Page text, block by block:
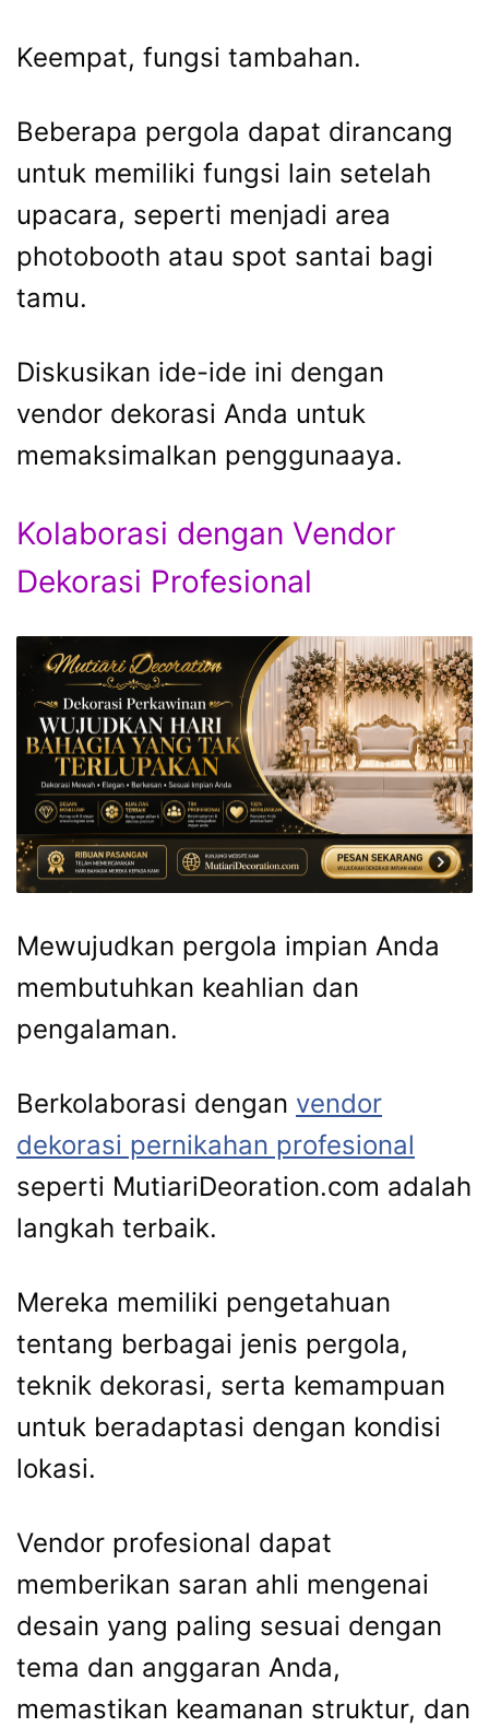
Keempat, fungsi tambahan.
Beberapa pergola dapat dirancang
untuk memiliki fungsi lain setelah
upacara, seperti menjadi area
photobooth atau spot santai bagi
tamu.
Diskusikan ide-ide ini dengan
vendor dekorasi Anda untuk
memaksimalkan penggunaaya.
Kolaborasi dengan Vendor
Dekorasi Profesional
Mewujudkan pergola impian Anda
membutuhkan keahlian dan
pengalaman.
Berkolaborasi dengan vendor
dekorasi pernikahan profesional
seperti MutiariDeoration.com adalah
langkah terbaik.
Mereka memiliki pengetahuan
tentang berbagai jenis pergola,
teknik dekorasi, serta kemampuan
untuk beradaptasi dengan kondisi
lokasi.
Vendor profesional dapat
memberikan saran ahli mengenai
desain yang paling sesuai dengan
tema dan anggaran Anda,
memastikan keamanan struktur, dan